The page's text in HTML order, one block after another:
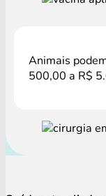
Animais
500,00 a R$